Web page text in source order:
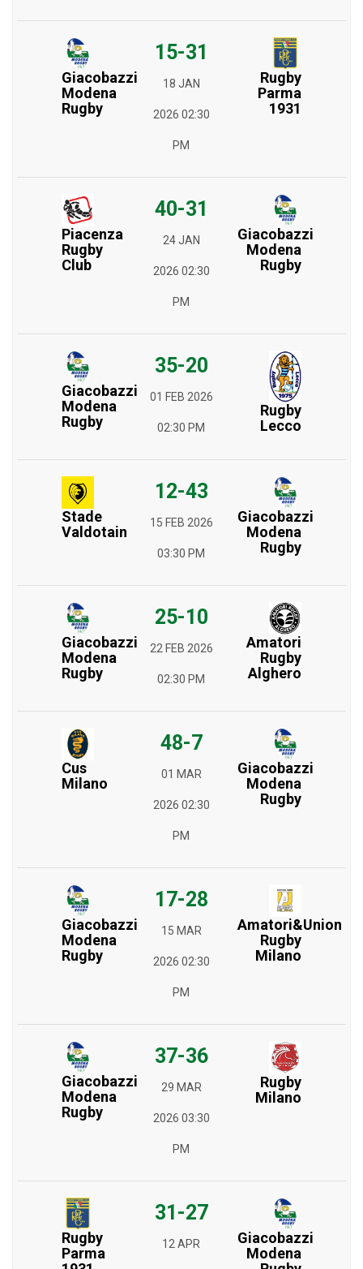
Giacobazzi
Modena
Rugby
15-31
18 JAN
2026 02:30
PM
Rugby
Parma
1931
Piacenza
Rugby
Club
40-31
24 JAN
2026 02:30
PM
Giacobazzi
Modena
Rugby
Giacobazzi
Modena
Rugby
35-20
01 FEB 2026
02:30 PM
Rugby
Lecco
Stade
Valdotain
12-43
15 FEB 2026
03:30 PM
Giacobazzi
Modena
Rugby
Giacobazzi
Modena
Rugby
25-10
22 FEB 2026
02:30 PM
Amatori
Rugby
Alghero
Cus
Milano
48-7
01 MAR
2026 02:30
PM
Giacobazzi
Modena
Rugby
Giacobazzi
Modena
Rugby
17-28
15 MAR
2026 02:30
PM
Amatori&Union
Rugby
Milano
Giacobazzi
Modena
Rugby
37-36
29 MAR
2026 03:30
PM
Rugby
Milano
Rugby
Parma
31-27
12 APR
Giacobazzi
Modena